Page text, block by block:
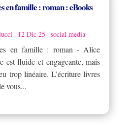
en famille : roman : eBooks
| 12 Dic 25 | social media
en famille : roman - Alice
est fluide et engageante, mais
trop linéaire. L’écriture livres
vous...